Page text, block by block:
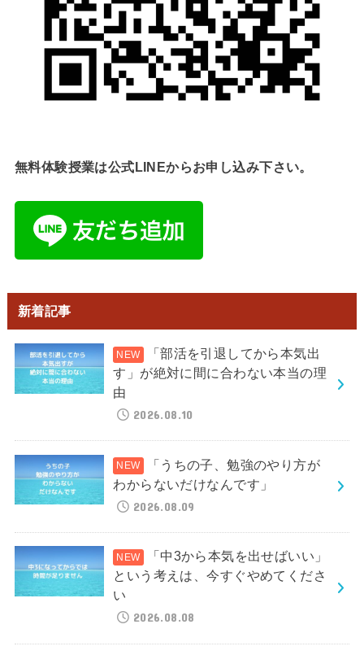
無料体験授業は公式LINEからお申し込み下さい。
新着記事
「部活を引退してから本気出
す」が絶対に間に合わない本当の理
由
2026.08.10
「うちの子、勉強のやり方が
わからないだけなんです」
2026.08.09
「中3から本気を出せばいい」
という考えは、今すぐやめてくださ
い
2026.08.08